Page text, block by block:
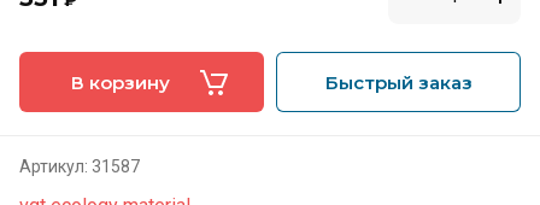
В корзину Быстрый заказ
Артикул: 31587